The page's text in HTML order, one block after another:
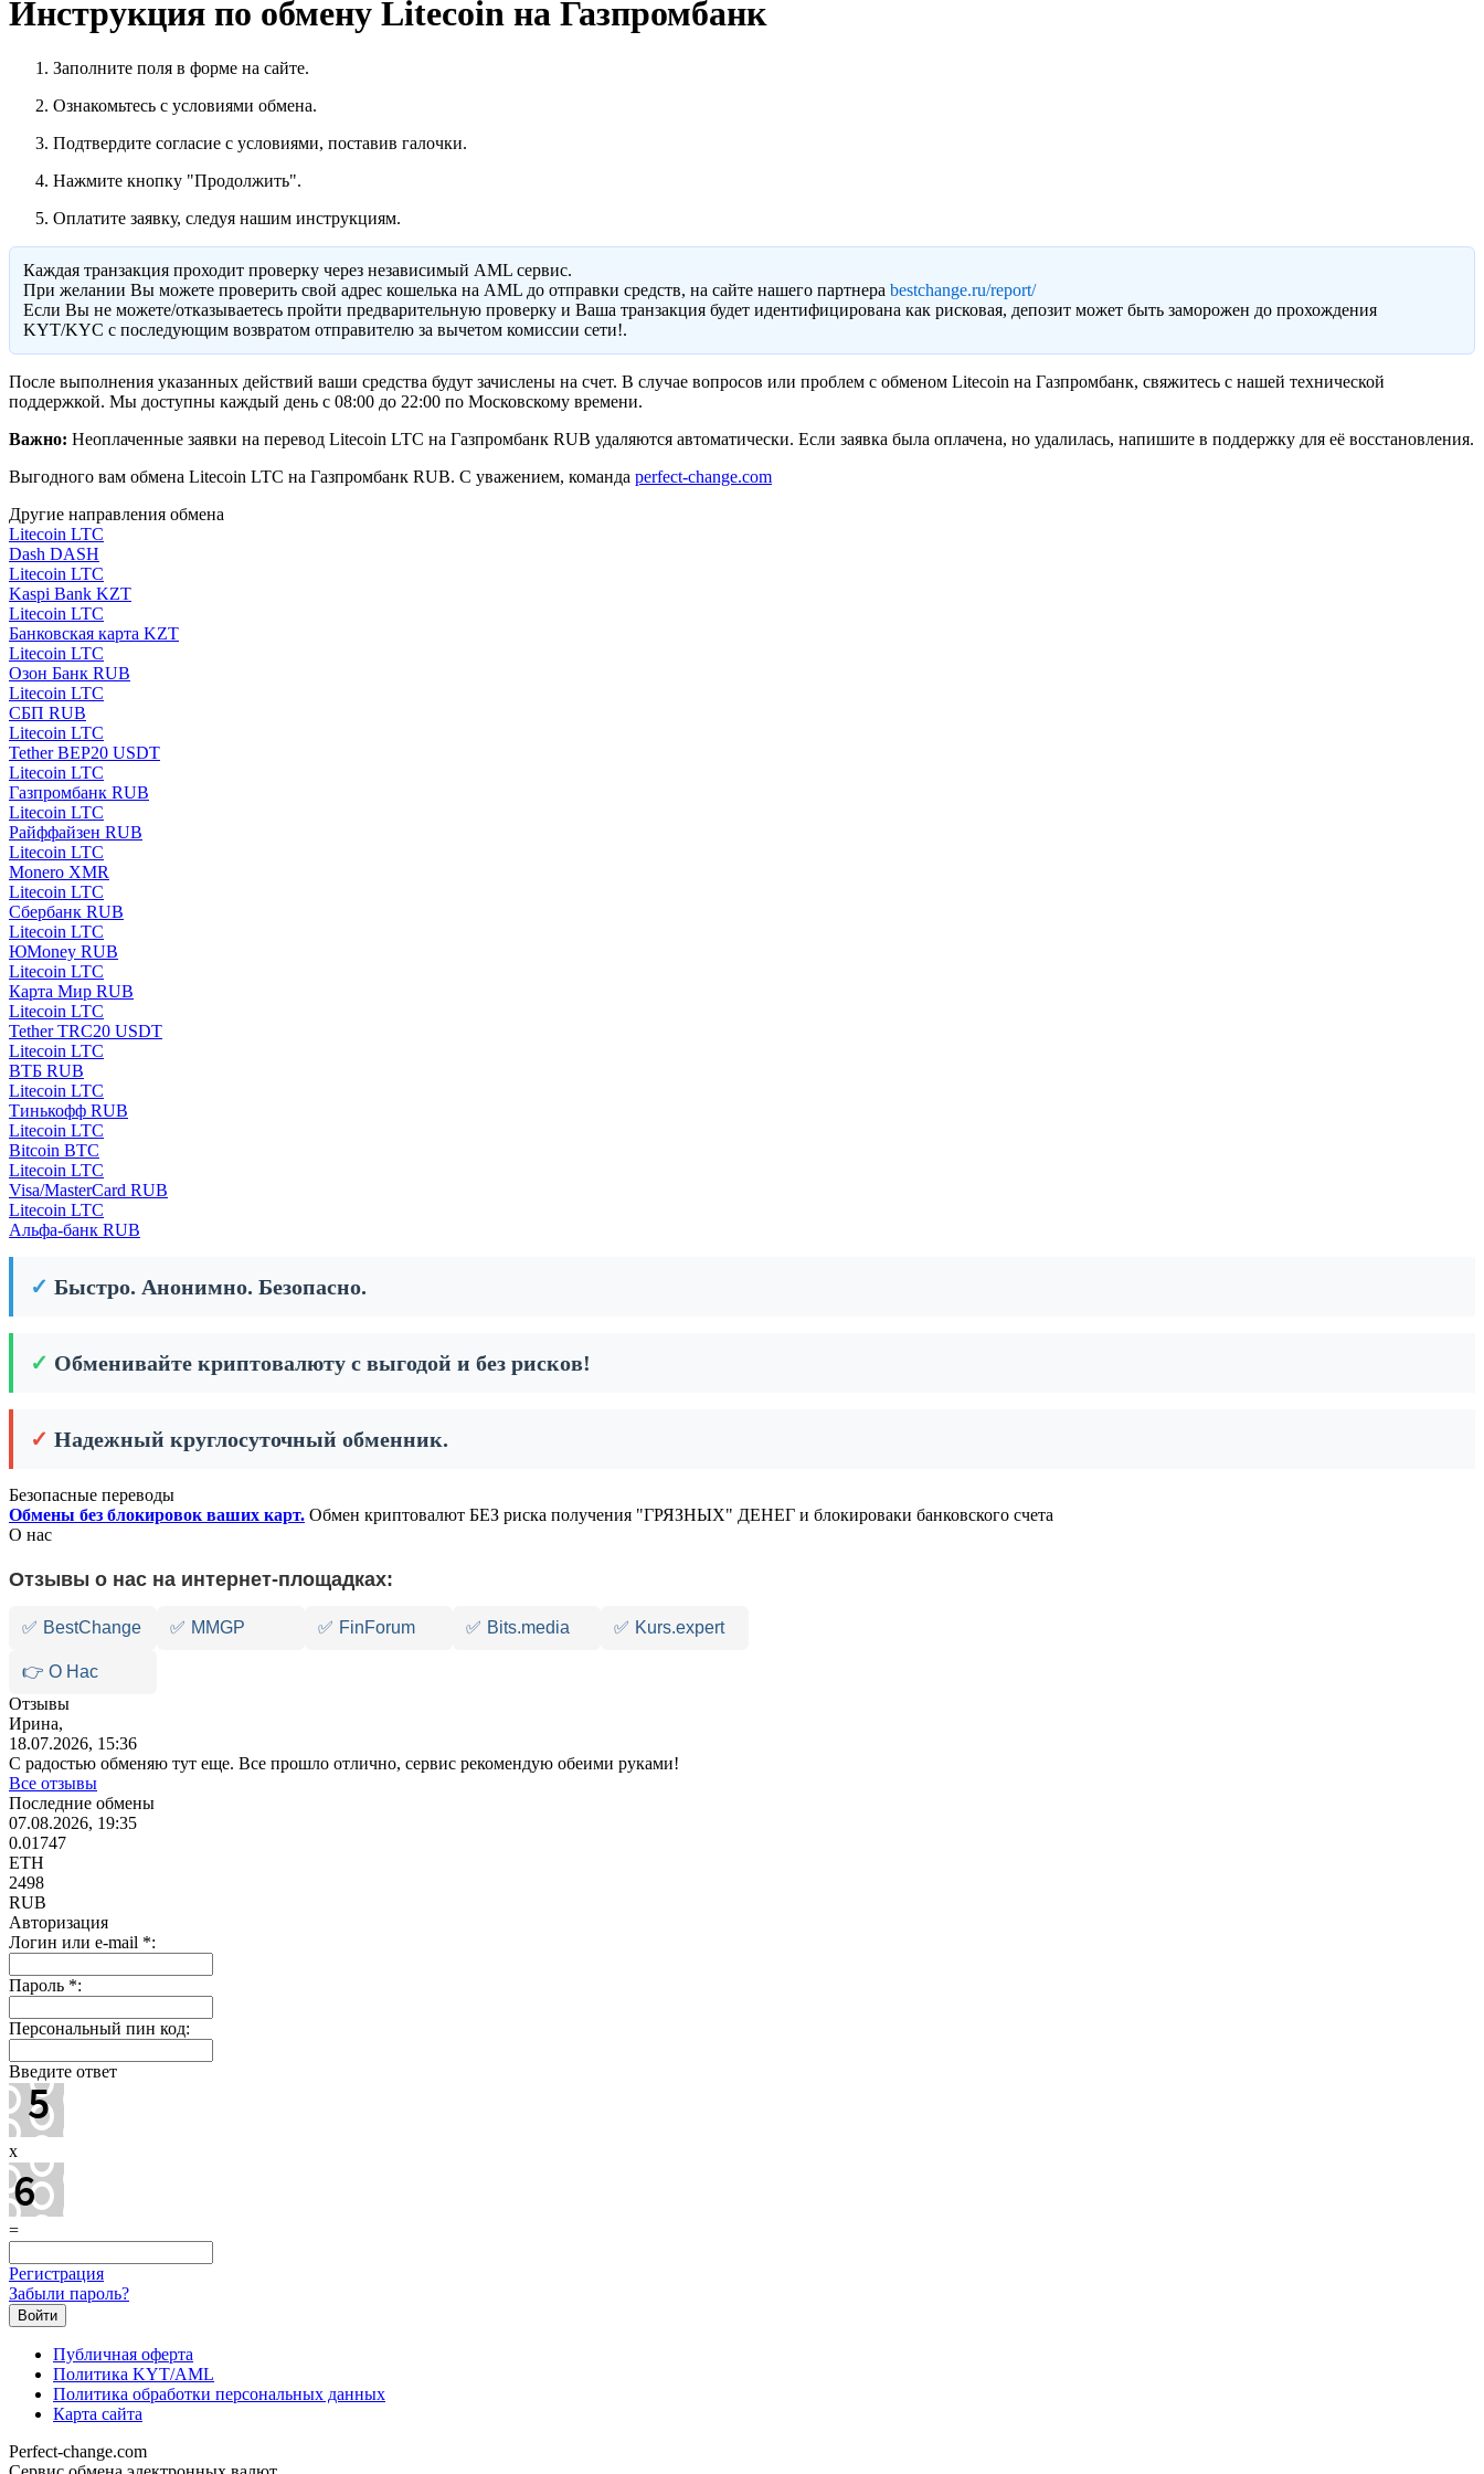
Инструкция по обмену Litecoin на Газпромбанк
Заполните поля в форме на сайте.
Ознакомьтесь с условиями обмена.
Подтвердите согласие с условиями, поставив галочки.
Нажмите кнопку "Продолжить".
Оплатите заявку, следуя нашим инструкциям.
Каждая транзакция проходит проверку через независимый AML сервис.
При желании Вы можете проверить свой адрес кошелька на AML до отправки средств, на сайте нашего партнера bestchange.ru/report/
Eсли Вы не можете/отказываетесь пройти предварительную проверку и Ваша транзакция будет идентифицирована как рисковая, депозит может быть заморожен до прохождения
KYT/KYC с последующим возвратом отправителю за вычетом комиссии сети!.
После выполнения указанных действий ваши средства будут зачислены на счет. В случае вопросов или проблем с обменом Litecoin на Газпромбанк, свяжитесь с нашей технической
поддержкой. Мы доступны каждый день с 08:00 до 22:00 по Московскому времени.
Важно: Неоплаченные заявки на перевод Litecoin LTC на Газпромбанк RUB удаляются автоматически. Если заявка была оплачена, но удалилась, напишите в поддержку для её восстановления.
Выгодного вам обмена Litecoin LTC на Газпромбанк RUB. С уважением, команда perfect-change.com
Другие направления обмена
Litecoin LTC
Dash DASH
Litecoin LTC
Kaspi Bank KZT
Litecoin LTC
Банковская карта KZT
Litecoin LTC
Озон Банк RUB
Litecoin LTC
СБП RUB
Litecoin LTC
Tether BEP20 USDT
Litecoin LTC
Газпромбанк RUB
Litecoin LTC
Райффайзен RUB
Litecoin LTC
Monero XMR
Litecoin LTC
Сбербанк RUB
Litecoin LTC
ЮMoney RUB
Litecoin LTC
Карта Мир RUB
Litecoin LTC
Tether TRC20 USDT
Litecoin LTC
ВТБ RUB
Litecoin LTC
Тинькофф RUB
Litecoin LTC
Bitcoin BTC
Litecoin LTC
Visa/MasterCard RUB
Litecoin LTC
Альфа-банк RUB
✓ Быстро. Анонимно. Безопасно.
✓ Обменивайте криптовалюту с выгодой и без рисков!
✓ Надежный круглосуточный обменник.
Безопасные переводы
Обмены без блокировок ваших карт. Обмен криптовалют БЕЗ риска получения "ГРЯЗНЫХ" ДЕНЕГ и блокироваки банковского счета
О нас
Отзывы о нас на интернет-площадках:
✅ BestChange ✅ MMGP ✅ FinForum ✅ Bits.media ✅ Kurs.expert
👉 О Нас
Отзывы
Ирина,
18.07.2026, 15:36
С радостью обменяю тут еще. Все прошло отлично, сервис рекомендую обеими руками!
Все отзывы
Последние обмены
07.08.2026, 19:35
0.01747
ETH
2498
RUB
Авторизация
Логин или e-mail *:
Пароль *:
Персональный пин код:
Введите ответ
x
=
Регистрация
Забыли пароль?
Публичная оферта
Политика KYT/AML
Политика обработки персональных данных
Карта сайта
Perfect-change.com